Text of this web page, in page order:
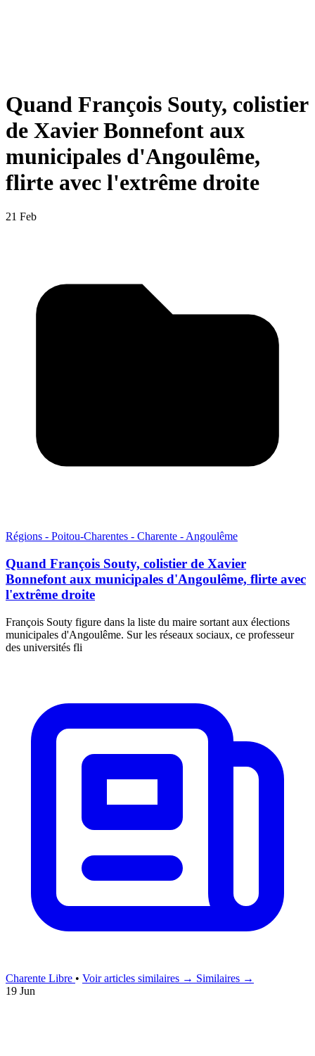
Quand François Souty, colistier
de Xavier Bonnefont aux
municipales d'Angoulême,
flirte avec l'extrême droite
21 Feb
Régions - Poitou-Charentes - Charente - Angoulême
Quand François Souty, colistier de Xavier
Bonnefont aux municipales d'Angoulême, flirte avec
l'extrême droite
François Souty figure dans la liste du maire sortant aux élections
municipales d'Angoulême. Sur les réseaux sociaux, ce professeur
des universités fli
Charente Libre • Voir articles similaires → Similaires →
19 Jun